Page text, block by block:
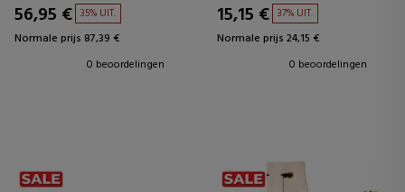
56,95 € 35% UIT.
Normale prijs 87,39 €
0 beoordelingen
15,15 € 37% UIT.
Normale prijs 24,15 €
0 beoordelingen